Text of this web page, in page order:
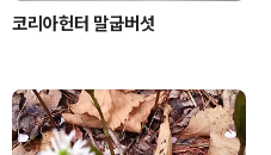
코리아헌터 말굽버섯